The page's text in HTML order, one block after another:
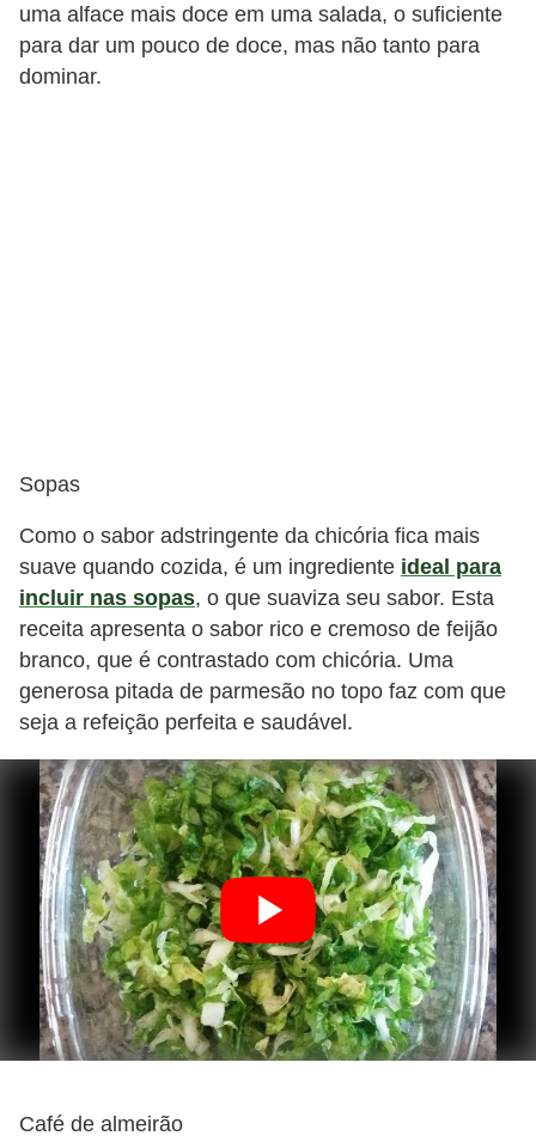
uma alface mais doce em uma salada, o suficiente
para dar um pouco de doce, mas não tanto para
dominar.
Sopas
Como o sabor adstringente da chicória fica mais
suave quando cozida, é um ingrediente ideal para
incluir nas sopas, o que suaviza seu sabor. Esta
receita apresenta o sabor rico e cremoso de feijão
branco, que é contrastado com chicória. Uma
generosa pitada de parmesão no topo faz com que
seja a refeição perfeita e saudável.
Café de almeirão